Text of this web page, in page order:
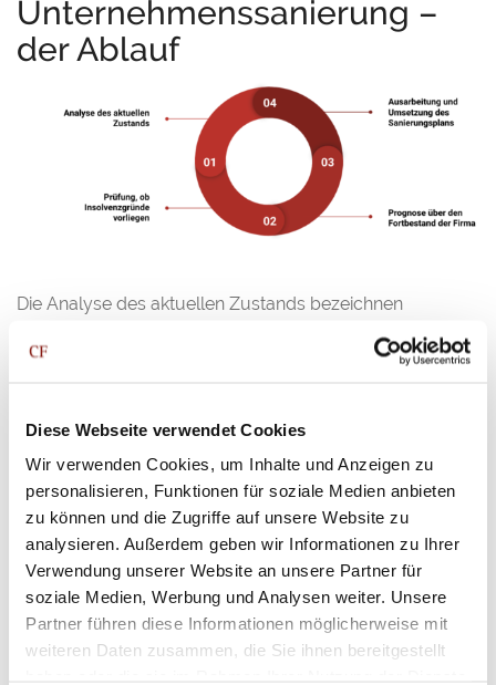
Diese Webseite verwendet Cookies
Wir verwenden Cookies, um Inhalte und Anzeigen zu
personalisieren, Funktionen für soziale Medien anbieten
zu können und die Zugriffe auf unsere Website zu
analysieren. Außerdem geben wir Informationen zu Ihrer
Verwendung unserer Website an unsere Partner für
soziale Medien, Werbung und Analysen weiter. Unsere
Partner führen diese Informationen möglicherweise mit
weiteren Daten zusammen, die Sie ihnen bereitgestellt
Unternehmenssanierung –
der Ablauf
Die Analyse des aktuellen Zustands bezeichnen
für die wirtschaftlichen Schwierigkeiten ermittelt wurden,
vorübergehend sind, ist die Abwicklung des
Unternehmens nicht erforderlich. Stattdessen gibt der
Experte eine Prognose über den Fortbestand der Firma
ab und erarbeitet einen Sanierungsplan. Am Ende der
Unternehmenssanierung steht die Ergreifung der
passenden Maßnahmen, um den Betrieb zu retten und
die Geschäftstätigkeit fortzuführen.